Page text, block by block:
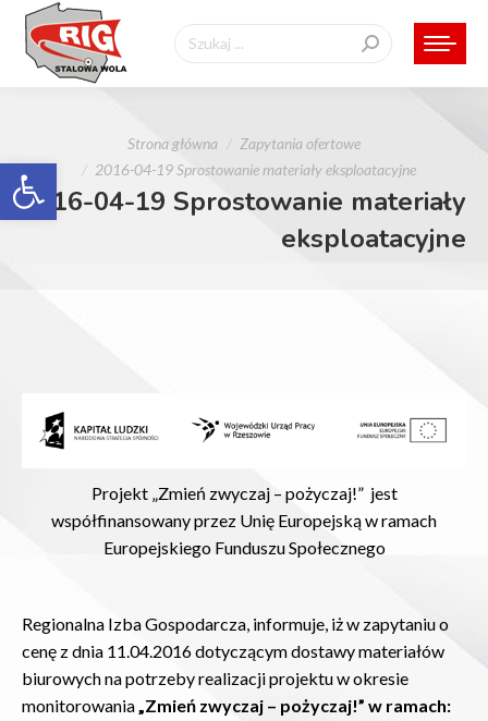
Otwórz pasek narzędzi
Szukaj:
Strona główna
Zapytania ofertowe
2016-04-19 Sprostowanie materiały eksploatacyjne
2016-04-19 Sprostowanie materiały
eksploatacyjne
Projekt „Zmień zwyczaj – pożyczaj!” jest
współfinansowany przez Unię Europejską w ramach
Europejskiego Funduszu Społecznego
Regionalna Izba Gospodarcza, informuje, iż w zapytaniu o
cenę z dnia 11.04.2016 dotyczącym dostawy materiałów
biurowych na potrzeby realizacji projektu w okresie
monitorowania„Zmień zwyczaj – pożyczaj!” w ramach: